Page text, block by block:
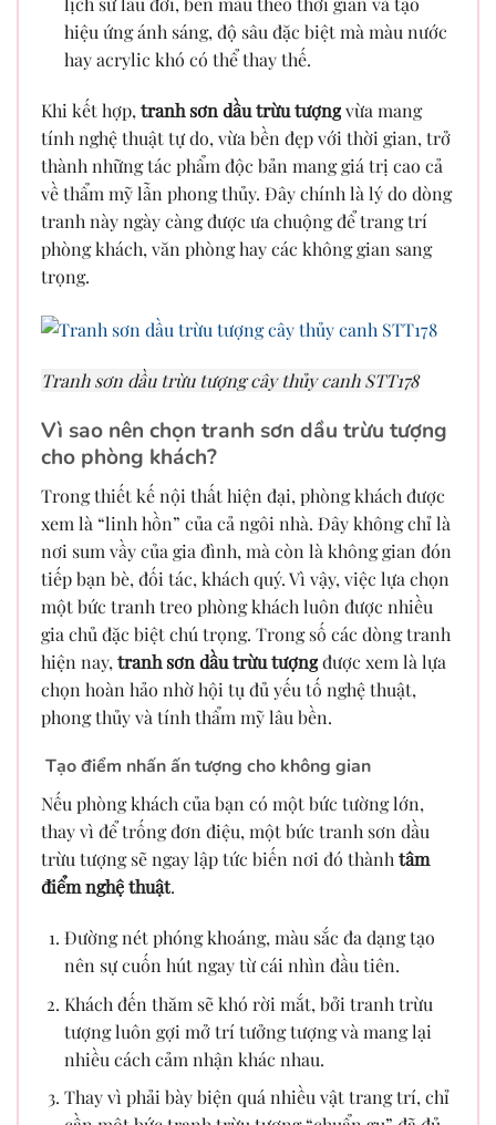
hiệu ứng ánh sáng, độ sâu đặc biệt mà màu nước
hay acrylic khó có thể thay thế.
Khi kết hợp, tranh sơn dầu trừu tượngvừa mang
tính nghệ thuật tự do, vừa bền đẹp với thời gian, trở
thành những tác phẩm độc bản mang giá trị cao cả
về thẩm mỹ lẫn phong thủy. Đây chính là lý do dòng
tranh này ngày càng được ưa chuộng để trang trí
phòng khách, văn phòng hay các không gian sang
trọng.
Tranh sơn dầu trừu tượng cây thủy canh STT178
Vì sao nên chọn tranh sơn dầu trừu tượng
cho phòng khách?
Trong thiết kế nội thất hiện đại, phòng khách được
xem là “linh hồn” của cả ngôi nhà. Đây không chỉ là
nơi sum vầy của gia đình, mà còn là không gian đón
tiếp bạn bè, đối tác, khách quý. Vì vậy, việc lựa chọn
một bức tranh treo phòng khách luôn được nhiều
gia chủ đặc biệt chú trọng. Trong số các dòng tranh
hiện nay, tranh sơn dầu trừu tượngđược xem là lựa
chọn hoàn hảo nhờ hội tụ đủ yếu tố nghệ thuật,
phong thủy và tính thẩm mỹ lâu bền.
Tạo điểm nhấn ấn tượng cho không gian
Nếu phòng khách của bạn có một bức tường lớn,
thay vì để trống đơn điệu, một bức tranh sơn dầu
trừu tượng sẽ ngay lập tức biến nơi đó thànhtâm
điểm nghệ thuật.
Đường nét phóng khoáng, màu sắc đa dạng tạo
nên sự cuốn hút ngay từ cái nhìn đầu tiên.
Khách đến thăm sẽ khó rời mắt, bởi tranh trừu
tượng luôn gợi mở trí tưởng tượng và mang lại
nhiều cách cảm nhận khác nhau.
Thay vì phải bày biện quá nhiều vật trang trí, chỉ